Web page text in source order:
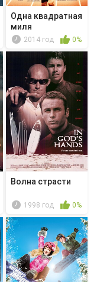
Одна квадратная
миля
2014 год 0%
Волна страсти
1998 год 0%